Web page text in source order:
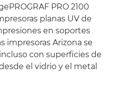
PRO 2100
planas UV de
en soportes
impresoras Arizona se
con superficies de
el vidrio y el metal